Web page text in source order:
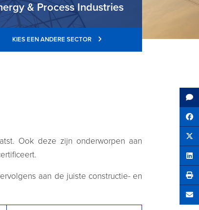
& Process Industries
KIES EEN ANDERE SECTOR
Ook deze zijn onderworpen aan
aan de juiste constructie- en